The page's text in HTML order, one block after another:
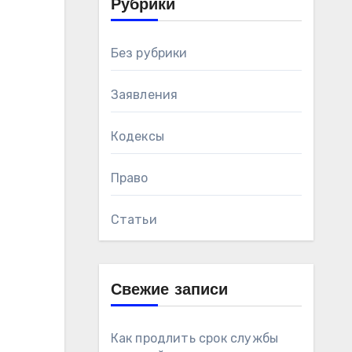
Рубрики
Без рубрики
Заявления
Кодексы
Право
Статьи
Свежие записи
Как продлить срок службы